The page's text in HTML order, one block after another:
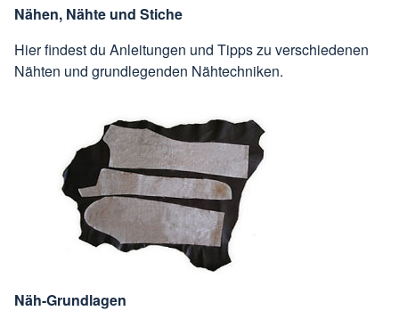
Nähen, Nähte und Stiche
Hier findest du Anleitungen und Tipps zu verschiedenen
Nähten und grundlegenden Nähtechniken.
Näh-Grundlagen